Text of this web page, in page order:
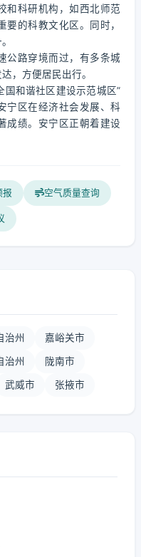
和科研机构，如西北师范
的科教文化区。同时，
公路穿境而过，有多条城
，方便居民出行。
国和谐社区建设示范城区”
宁区在经济社会发展、科
成绩。安宁区正朝着建设
报 空气质量查询
治州 嘉峪关市
治州 陇南市
武威市 张掖市